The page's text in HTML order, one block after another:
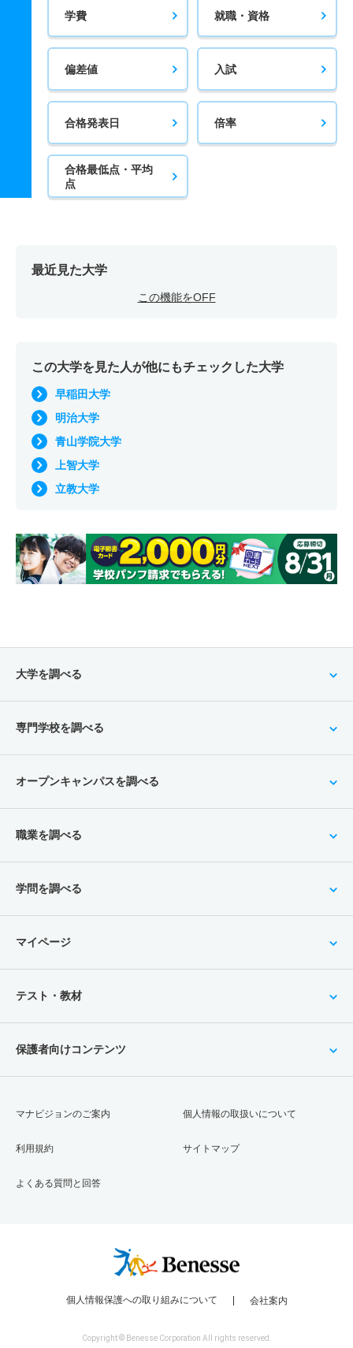
学費 就職・資格
偏差値 入試
合格発表日 倍率
合格最低点・平均
点
最近見た大学
この機能をOFF
この大学を見た人が他にもチェックした大学
早稲田大学
明治大学
青山学院大学
上智大学
立教大学
大学を調べる
専門学校を調べる
オープンキャンパスを調べる
職業を調べる
学問を調べる
マイページ
テスト・教材
保護者向けコンテンツ
マナビジョンのご案内
利用規約
よくある質問と回答
個人情報の取扱いについて
サイトマップ
個人情報保護への取り組みについて 会社案内
Copyright © Benesse Corporation All rights reserved.